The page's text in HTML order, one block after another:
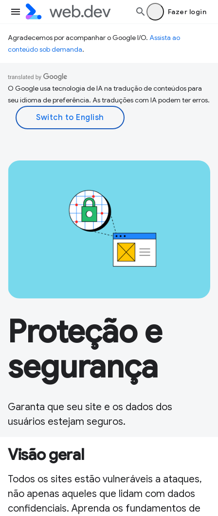
Fazer login
Agradecemos por acompanhar o Google I/O. Assista ao
conteúdo sob demanda.
O Google usa tecnologia de IA na tradução de conteúdos para
seu idioma de preferência. As traduções com IA podem ter erros.
Proteção e
segurança
Garanta que seu site e os dados dos
usuários estejam seguros.
Visão geral
Todos os sites estão vulneráveis a ataques,
não apenas aqueles que lidam com dados
confidenciais. Aprenda os fundamentos de